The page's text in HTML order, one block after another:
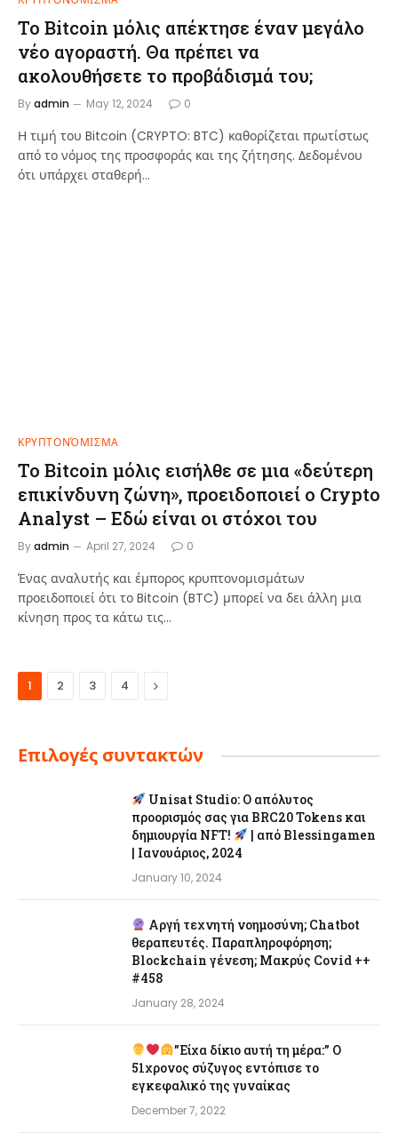
Το Bitcoin μόλις απέκτησε έναν μεγάλο
νέο αγοραστή. Θα πρέπει να
ακολουθήσετε το προβάδισμά του;
Byadmin May 12, 2024 0
Η τιμή του Bitcoin (CRYPTO: BTC) καθορίζεται πρωτίστως
από το νόμος της προσφοράς και της ζήτησης. Δεδομένου
ότι υπάρχει σταθερή…
ΚΡΥΠΤΟΝΌΜΙΣΜΑ
Το Bitcoin μόλις εισήλθε σε μια «δεύτερη
επικίνδυνη ζώνη», προειδοποιεί ο Crypto
Analyst – Εδώ είναι οι στόχοι του
Byadmin April 27, 2024 0
Ένας αναλυτής και έμπορος κρυπτονομισμάτων
προειδοποιεί ότι το Bitcoin (BTC) μπορεί να δει άλλη μια
κίνηση προς τα κάτω τις…
1 2 3 4 Next
Επιλογές συντακτών
Unisat Studio: Ο απόλυτος
προορισμός σας για BRC20 Tokens και
δημιουργία NFT!
| από Blessingamen
| Ιανουάριος, 2024
January 10, 2024
Αργή τεχνητή νοημοσύνη; Chatbot
θεραπευτές. Παραπληροφόρηση;
Blockchain γένεση; Μακρύς Covid ++
#458
January 28, 2024
”Είχα δίκιο αυτή τη μέρα:” Ο
51χρονος σύζυγος εντόπισε το
εγκεφαλικό της γυναίκας
December 7, 2022